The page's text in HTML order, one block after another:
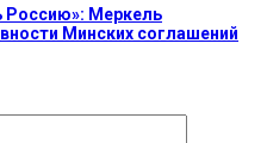
Россию»: Меркель
Минских соглашений